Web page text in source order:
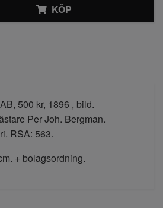
KÖP
500 kr, 1896 , bild.
Per Joh. Bergman.
RSA: 563.
+ bolagsordning.